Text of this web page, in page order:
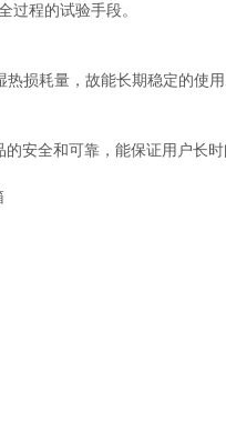
过程的试验手段。
损耗量，故能长期稳定的使用
安全和可靠，能保证用户长时